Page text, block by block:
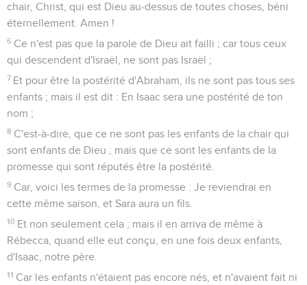
chair, Christ, qui est Dieu au-dessus de toutes choses, béni
éternellement. Amen !
6 Ce n'est pas que la parole de Dieu ait failli ; car tous ceux
qui descendent d'Israël, ne sont pas Israël ;
7 Et pour être la postérité d'Abraham, ils ne sont pas tous ses
enfants ; mais il est dit : En Isaac sera une postérité de ton
nom ;
8 C'est-à-dire, que ce ne sont pas les enfants de la chair qui
sont enfants de Dieu ; mais que ce sont les enfants de la
promesse qui sont réputés être la postérité.
9 Car, voici les termes de la promesse : Je reviendrai en
cette même saison, et Sara aura un fils.
10 Et non seulement cela ; mais il en arriva de même à
Rébecca, quand elle eut conçu, en une fois deux enfants,
d'Isaac, notre père.
11 Car les enfants n'étaient pas encore nés, et n'avaient fait ni